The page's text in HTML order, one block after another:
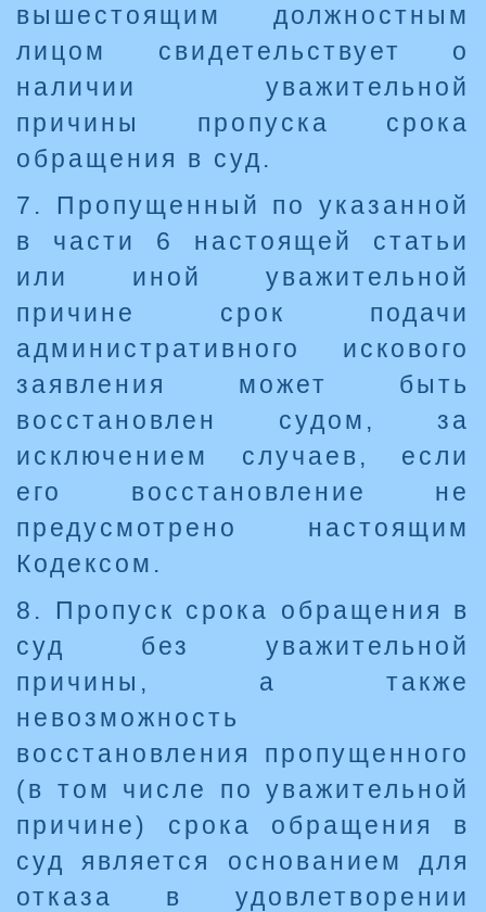
вышестоящим должностным
лицом свидетельствует о
наличии уважительной
причины пропуска срока
обращения в суд.
7. Пропущенный по указанной
в части 6 настоящей статьи
или иной уважительной
причине срок подачи
административного искового
заявления может быть
восстановлен судом, за
исключением случаев, если
его восстановление не
предусмотрено настоящим
Кодексом.
8. Пропуск срока обращения в
суд без уважительной
причины, а также
невозможность
восстановления пропущенного
(в том числе по уважительной
причине) срока обращения в
суд является основанием для
отказа в удовлетворении